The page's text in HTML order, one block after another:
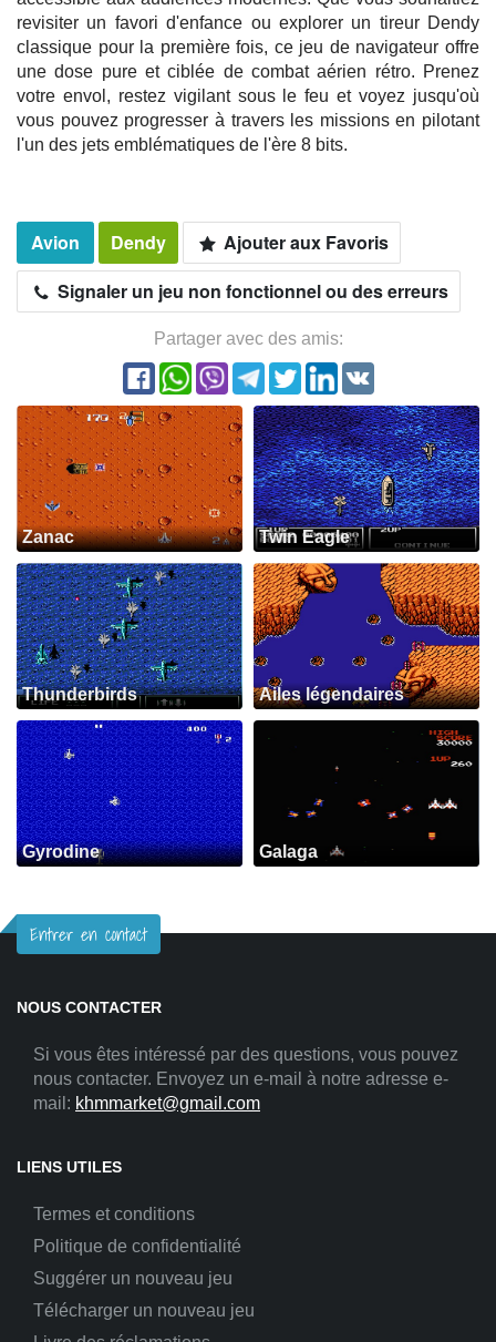
revisiter un favori d'enfance ou explorer un tireur Dendy
classique pour la première fois, ce jeu de navigateur offre
une dose pure et ciblée de combat aérien rétro. Prenez
votre envol, restez vigilant sous le feu et voyez jusqu'où
vous pouvez progresser à travers les missions en pilotant
l'un des jets emblématiques de l'ère 8 bits.
Avion Dendy
Ajouter aux Favoris
Signaler un jeu non fonctionnel ou des erreurs
Partager avec des amis:
Zanac Twin Eagle
Thunderbirds Ailes légendaires
Gyrodine Galaga
Entrer en contact
NOUS CONTACTER
Si vous êtes intéressé par des questions, vous pouvez
nous contacter. Envoyez un e-mail à notre adresse e-
mail: khmmarket@gmail.com
LIENS UTILES
Termes et conditions
Politique de confidentialité
Suggérer un nouveau jeu
Télécharger un nouveau jeu